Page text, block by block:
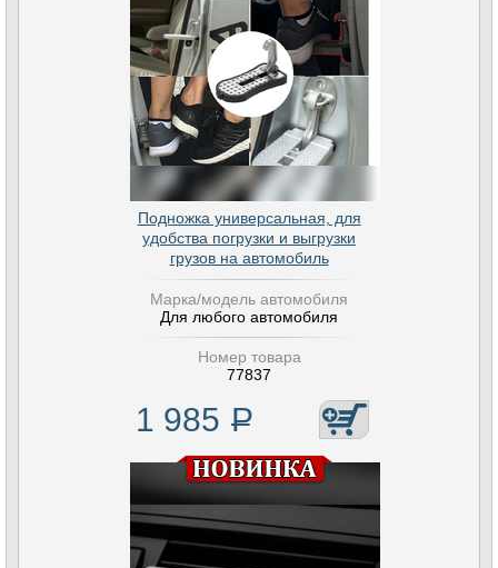
Подножка универсальная, для
удобства погрузки и выгрузки
грузов на автомобиль
Марка/модель автомобиля
Для любого автомобиля
Номер товара
77837
1 985 Р